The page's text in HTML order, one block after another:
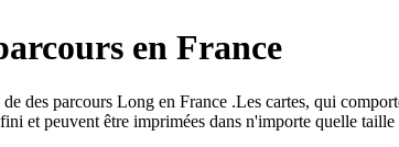
en France
des parcours Long en France .Les cartes, qui
et peuvent être imprimées dans n'importe quelle